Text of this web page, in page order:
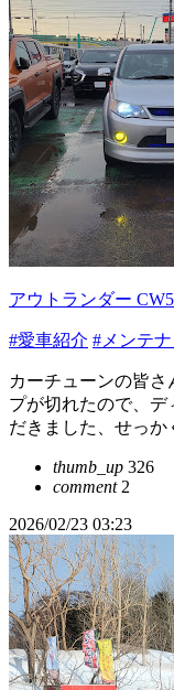
アウトランダー
#愛車紹介 #メンテ
カーチューンの皆
プが切れたので、デ
だきました、せっか
thumb_up 326
comment2
2026/02/23 03:23